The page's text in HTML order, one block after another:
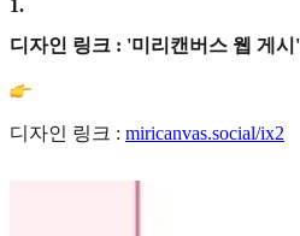
1.
디자인 링크 : '미리캔버스 웹 게
디자인 링크 : miricanvas.social/ix2